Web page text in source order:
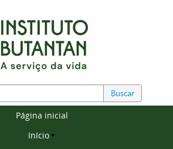
Buscar
Página inicial
Início